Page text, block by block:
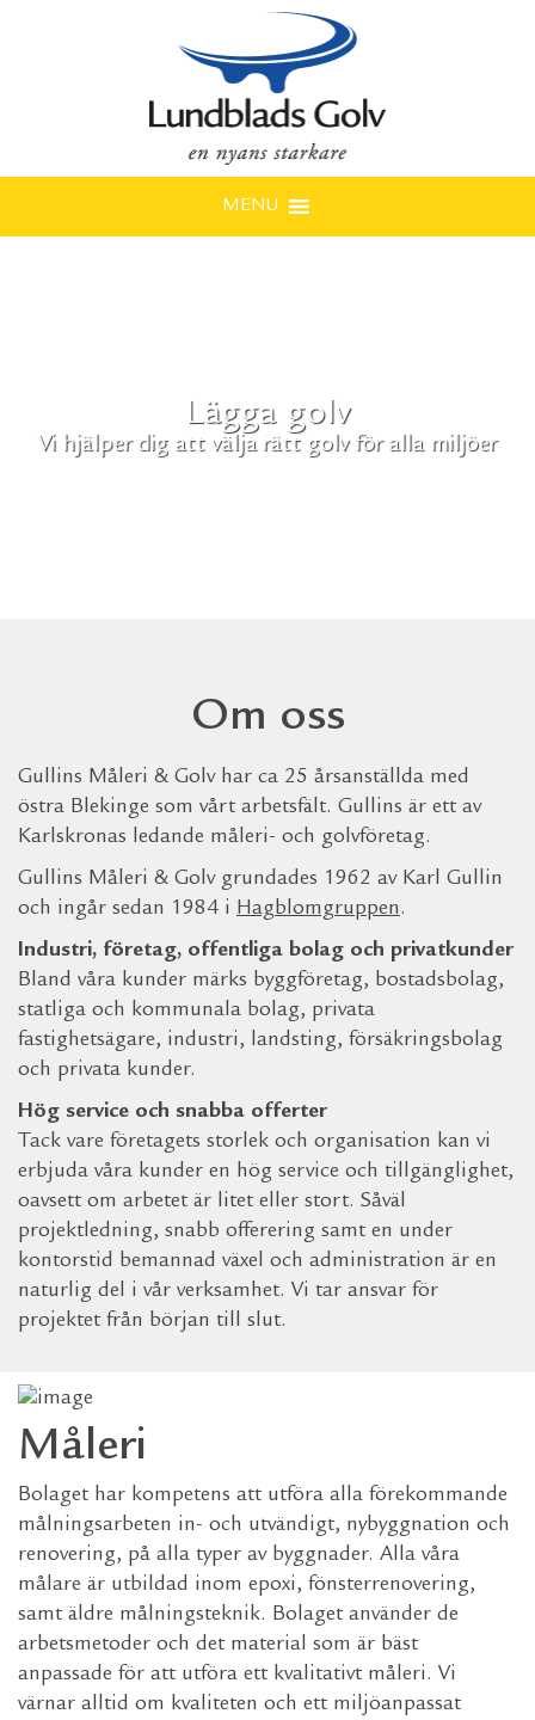
MENU
Lägga golv
Vi hjälper dig att välja rätt golv för alla miljöer
Om oss
Gullins Måleri & Golv har ca 25 årsanställda med
östra Blekinge som vårt arbetsfält. Gullins är ett av
Karlskronas ledande måleri- och golvföretag.
Gullins Måleri & Golv grundades 1962 av Karl Gullin
och ingår sedan 1984 i Hagblomgruppen.
Industri, företag, offentliga bolag och privatkunder
Bland våra kunder märks byggföretag, bostadsbolag,
statliga och kommunala bolag, privata
fastighetsägare, industri, landsting, försäkringsbolag
och privata kunder.
Hög service och snabba offerter
Tack vare företagets storlek och organisation kan vi
erbjuda våra kunder en hög service och tillgänglighet,
oavsett om arbetet är litet eller stort. Såväl
projektledning, snabb offerering samt en under
kontorstid bemannad växel och administration är en
naturlig del i vår verksamhet. Vi tar ansvar för
projektet från början till slut.
Måleri
Bolaget har kompetens att utföra alla förekommande
målningsarbeten in- och utvändigt, nybyggnation och
renovering, på alla typer av byggnader. Alla våra
målare är utbildad inom epoxi, fönsterrenovering,
samt äldre målningsteknik. Bolaget använder de
arbetsmetoder och det material som är bäst
anpassade för att utföra ett kvalitativt måleri. Vi
värnar alltid om kvaliteten och ett miljöanpassat